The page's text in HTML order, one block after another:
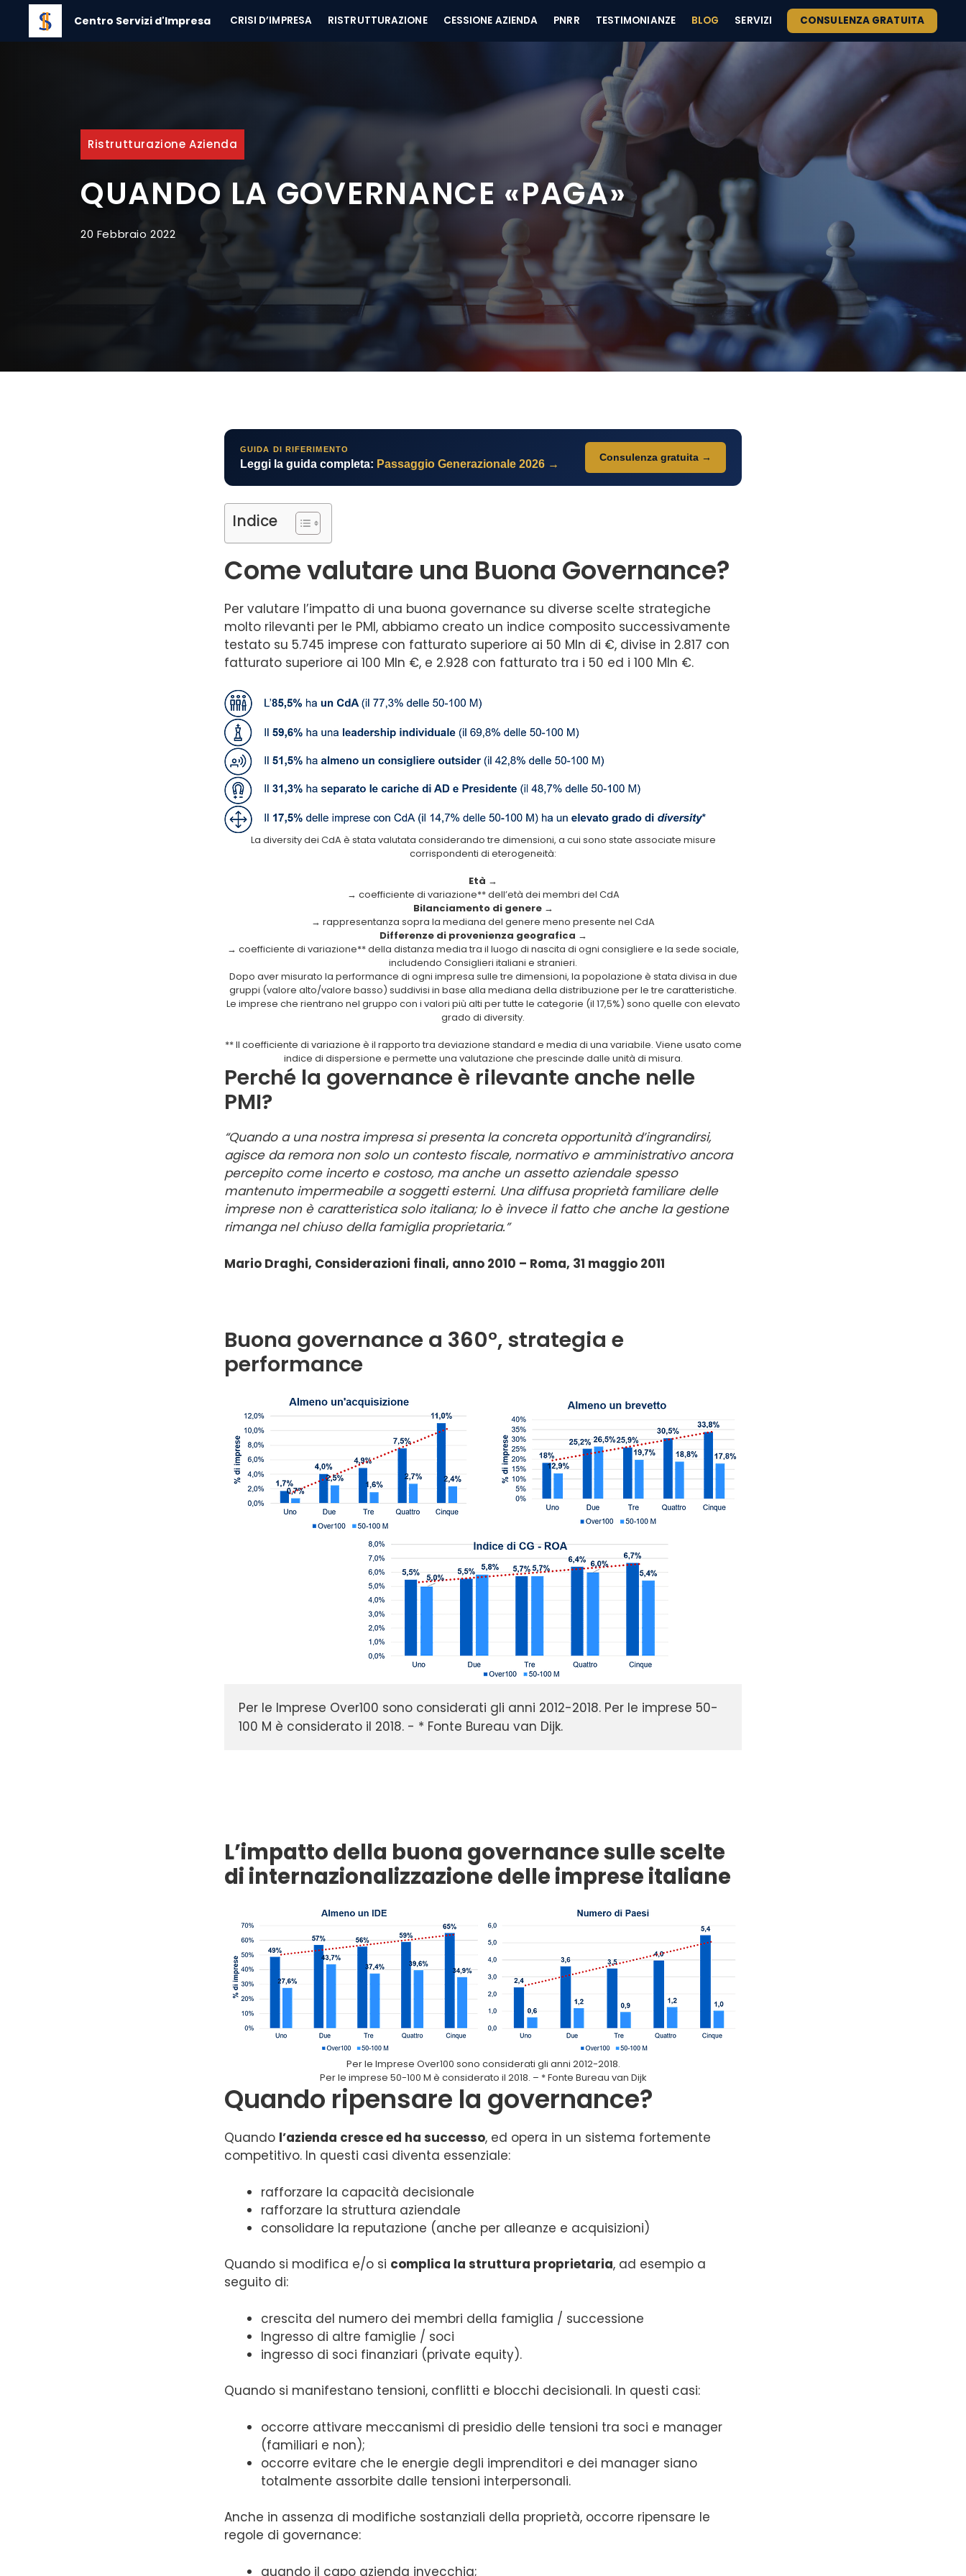
contenuto
Centro Servizi d'Impresa CRISI D’IMPRESA RISTRUTTURAZIONE CESSIONE AZIENDA PNRR TESTIMONIANZE BLOG SERVIZI CONSULENZA GRATUITA
Ristrutturazione Azienda
QUANDO LA GOVERNANCE «PAGA»
20 Febbraio 2022
GUIDA DI RIFERIMENTO
Leggi la guida completa: Passaggio Generazionale 2026 →
Consulenza gratuita →
Indice
Come valutare una Buona Governance?
Per valutare l’impatto di una buona governance su diverse scelte strategiche
molto rilevanti per le PMI, abbiamo creato un indice composito successivamente
testato su 5.745 imprese con fatturato superiore ai 50 Mln di €, divise in 2.817 con
fatturato superiore ai 100 Mln €, e 2.928 con fatturato tra i 50 ed i 100 Mln €.
La diversity dei CdA è stata valutata considerando tre dimensioni, a cui sono state associate misure
corrispondenti di eterogeneità:
Età →
→ coefficiente di variazione** dell’età dei membri del CdA
Bilanciamento di genere→
→ rappresentanza sopra la mediana del genere meno presente nel CdA
Differenze di provenienza geografica →
→ coefficiente di variazione** della distanza media tra il luogo di nascita di ogni consigliere e la sede sociale,
includendo Consiglieri italiani e stranieri.
Dopo aver misurato la performance di ogni impresa sulle tre dimensioni, la popolazione è stata divisa in due
gruppi (valore alto/valore basso) suddivisi in base alla mediana della distribuzione per le tre caratteristiche.
Le imprese che rientrano nel gruppo con i valori più alti per tutte le categorie (il 17,5%) sono quelle con elevato
grado di diversity.
** Il coefficiente di variazione è il rapporto tra deviazione standard e media di una variabile. Viene usato come
indice di dispersione e permette una valutazione che prescinde dalle unità di misura.
Perché la governance è rilevante anche nelle
PMI?
“Quando a una nostra impresa si presenta la concreta opportunità d’ingrandirsi,
agisce da remora non solo un contesto fiscale, normativo e amministrativo ancora
percepito come incerto e costoso, ma anche un assetto aziendale spesso
mantenuto impermeabile a soggetti esterni. Una diffusa proprietà familiare delle
imprese non è caratteristica solo italiana; lo è invece il fatto che anche la gestione
rimanga nel chiuso della famiglia proprietaria.”
Mario Draghi, Considerazioni finali, anno 2010 – Roma, 31 maggio 2011
Buona governance a 360°, strategia e
performance
Per le Imprese Over100 sono considerati gli anni 2012-2018. Per le imprese 50-
100 M è considerato il 2018. - * Fonte Bureau van Dijk.
L’impatto della buona governance sulle scelte
di internazionalizzazione delle imprese italiane
Per le Imprese Over100 sono considerati gli anni 2012-2018.
Per le imprese 50-100 M è considerato il 2018. – * Fonte Bureau van Dijk
Quando ripensare la governance?
Quando l’azienda cresce ed ha successo, ed opera in un sistema fortemente
competitivo. In questi casi diventa essenziale:
rafforzare la capacità decisionale
rafforzare la struttura aziendale
consolidare la reputazione (anche per alleanze e acquisizioni)
Quando si modifica e/o si complica la struttura proprietaria, ad esempio a
seguito di:
crescita del numero dei membri della famiglia / successione
Ingresso di altre famiglie / soci
ingresso di soci finanziari (private equity).
Quando si manifestano tensioni, conflitti e blocchi decisionali. In questi casi:
occorre attivare meccanismi di presidio delle tensioni tra soci e manager
(familiari e non);
occorre evitare che le energie degli imprenditori e dei manager siano
totalmente assorbite dalle tensioni interpersonali.
Anche in assenza di modifiche sostanziali della proprietà, occorre ripensare le
regole di governance:
quando il capo azienda invecchia;